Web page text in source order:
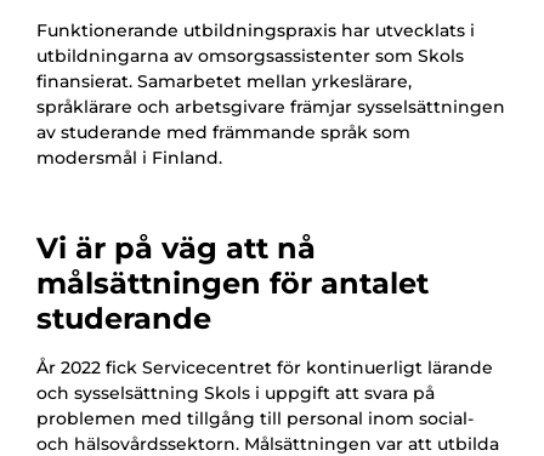
Funktionerande utbildningspraxis har utvecklats i
utbildningarna av omsorgsassistenter som Skols
finansierat. Samarbetet mellan yrkeslärare,
språklärare och arbetsgivare främjar sysselsättningen
av studerande med främmande språk som
modersmål i Finland.
Vi är på väg att nå
målsättningen för antalet
studerande
År 2022 fick Servicecentret för kontinuerligt lärande
och sysselsättning Skols i uppgift att svara på
problemen med tillgång till personal inom social-
och hälsovårdssektorn. Målsättningen var att utbilda